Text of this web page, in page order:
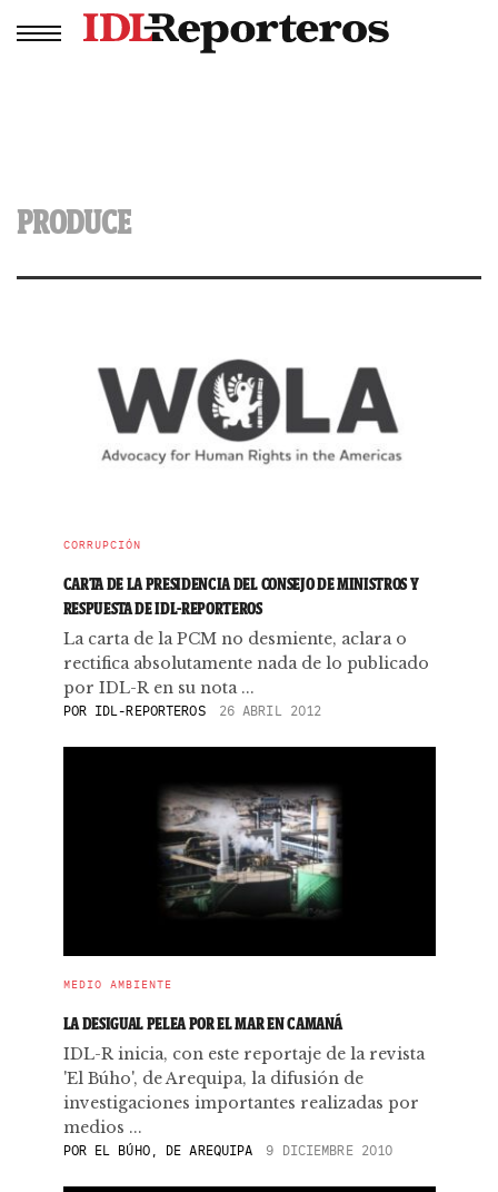
PRODUCE
CORRUPCIÓN
CARTA DE LA PRESIDENCIA DEL CONSEJO DE MINISTROS Y
RESPUESTA DE IDL-REPORTEROS
La carta de la PCM no desmiente, aclara o
rectifica absolutamente nada de lo publicado
por IDL-R en su nota ...
POR IDL-REPORTEROS 26 ABRIL 2012
MEDIO AMBIENTE
LA DESIGUAL PELEA POR EL MAR EN CAMANÁ
IDL-R inicia, con este reportaje de la revista
'El Búho', de Arequipa, la difusión de
investigaciones importantes realizadas por
medios ...
POREL BÚHO, DE AREQUIPA 9 DICIEMBRE 2010